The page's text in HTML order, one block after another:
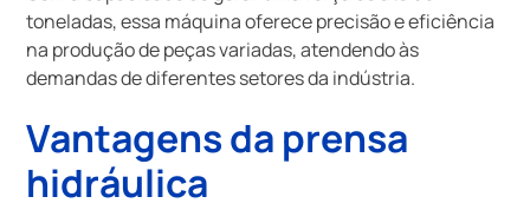
toneladas, essa máquina oferece precisão e eficiência
na produção de peças variadas, atendendo às
demandas de diferentes setores da indústria.
Vantagens da prensa
hidráulica